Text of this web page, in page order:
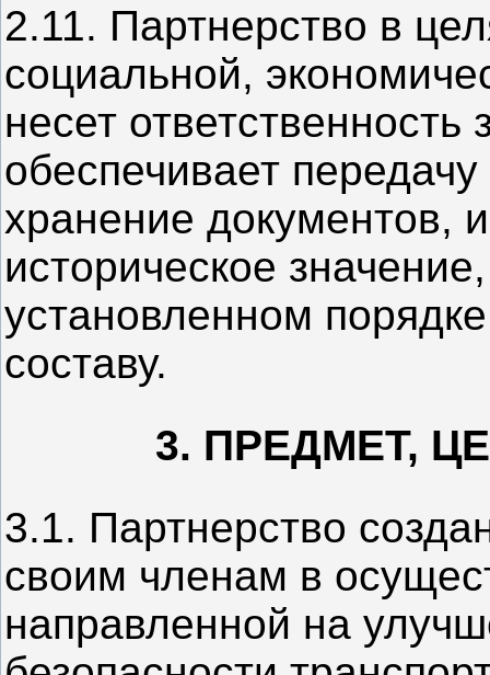
2.11. Партнерство в
социальной,
несет
обеспечивает
хранение документов,
историческое
установленном
составу.
3. ПРЕДМЕТ,
3.1. Партнерство
своим членам в
направленной на